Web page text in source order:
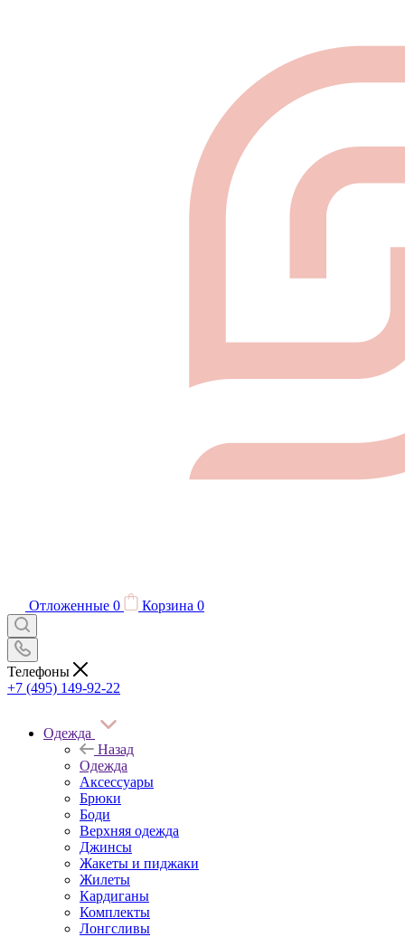
Отложенные 0 Корзина 0
Телефоны
+7 (495) 149-92-22
Одежда
Назад
Одежда
Аксессуары
Брюки
Боди
Верхняя одежда
Джинсы
Жакеты и пиджаки
Жилеты
Кардиганы
Комплекты
Лонгсливы